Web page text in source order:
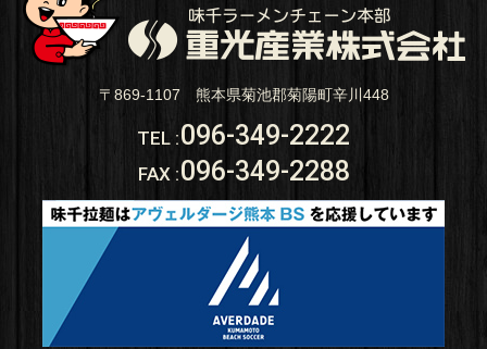
〒869-1107 熊本県菊池郡菊陽町辛川448
TEL :096-349-2222
FAX :096-349-2288